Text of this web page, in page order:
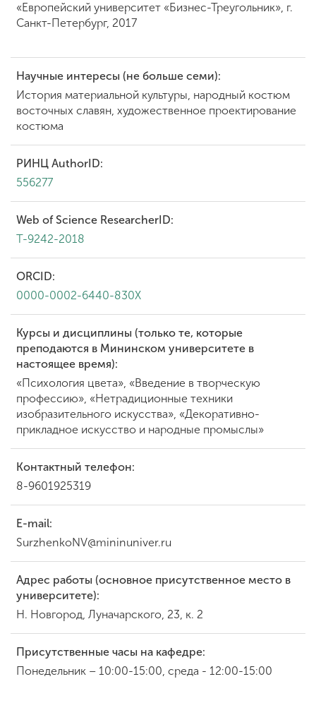
«Европейский университет «Бизнес-Треугольник», г.
Санкт-Петербург, 2017
Научные интересы (не больше семи):
История материальной культуры, народный костюм
восточных славян, художественное проектирование
костюма
РИНЦ AuthorID:
556277
Web of Science ResearcherID:
T-9242-2018
ORCID:
0000-0002-6440-830X
Курсы и дисциплины (только те, которые
преподаются в Мининском университете в
настоящее время):
«Психология цвета», «Введение в творческую
профессию», «Нетрадиционные техники
изобразительного искусства», «Декоративно-
прикладное искусство и народные промыслы»
Контактный телефон:
8-9601925319
E-mail:
SurzhenkoNV@mininuniver.ru
Адрес работы (основное присутственное место в
университете):
Н. Новгород, Луначарского, 23, к. 2
Присутственные часы на кафедре:
Понедельник – 10:00-15:00, среда - 12:00-15:00